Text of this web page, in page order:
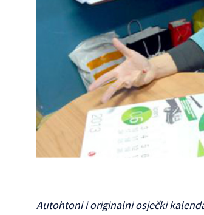
Autohtoni i originalni osječki